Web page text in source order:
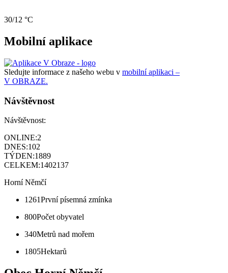
30/12 °C
Mobilní aplikace
Sledujte informace z našeho webu v mobilní aplikaci –
V OBRAZE.
Návštěvnost
Návštěvnost:
ONLINE:2
DNES:102
TÝDEN:1889
CELKEM:1402137
Horní Němčí
1261První písemná zmínka
800Počet obyvatel
340Metrů nad mořem
1805Hektarů